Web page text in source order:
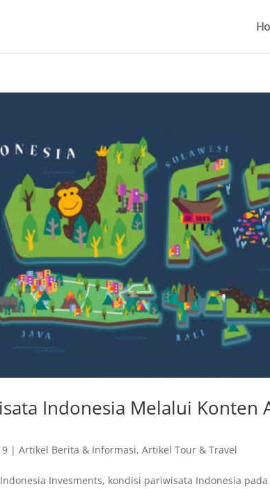
Indonesia Melalui Konten
|Artikel Berita & Informasi,Artikel Tour & Travel
Invesments, kondisi pariwisata Indonesia